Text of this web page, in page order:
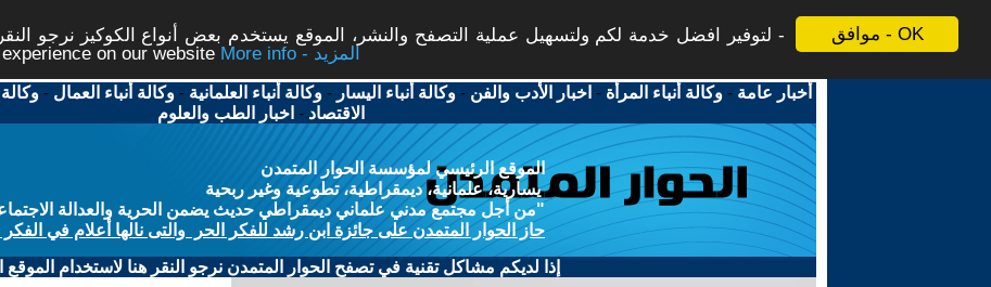
موافق - OK
لتوفير افضل خدمة لكم ولتسهيل عملية التصفح والنشر، الموقع يستخدم بعض أنواع الكوكيز نرجو
on our website
More info - المزيد
أخبار عامة -وكالة أنباء المرأة - اخبار الأدب والفن -وكالة أنباء اليسار -وكالة أنباء العلمانية -وكالة أنباء العمال -
الاقتصاد - اخبار الطب والعلوم
الموقع الرئيسي لمؤسسة الحوار المتمدن
يسارية، علمانية، ديمقراطية، تطوعية وغير ربحية
"من أجل مجتمع مدني علماني ديمقراطي حديث يضمن الحرية والعدالة
حاز الحوار المتمدن على جائزة ابن رشد للفكر الحر والتى نالها أعلام في الفكر
إذا لديكم مشاكل تقنية في تصفح الحوار المتمدن نرجو النقر هنا لاستخدام الموقع